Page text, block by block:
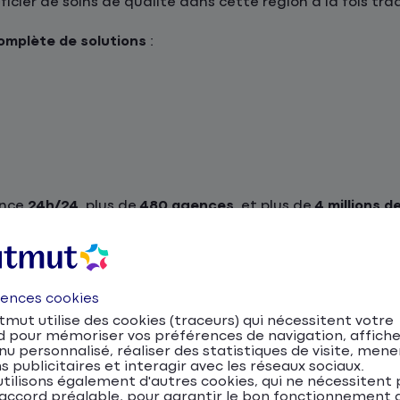
de solutions :
24h/24, plus de480 agences, et plus de4 millions
personnalisé !
moto, scooter et
réseau routier bien développé reliant les
du canal. Que vous circuliez en voiture, à moto ou à
assurance auto en ligne.
cookies
utilise des cookies (traceurs) qui nécessitent votre
pour mémoriser vos préférences de navigation,
personnalisé, réaliser des statistiques de visite,
publicitaires et interagir avec les réseaux sociaux.
également d'autres cookies, qui ne nécessitent
préalable, pour garantir le bon fonctionnement